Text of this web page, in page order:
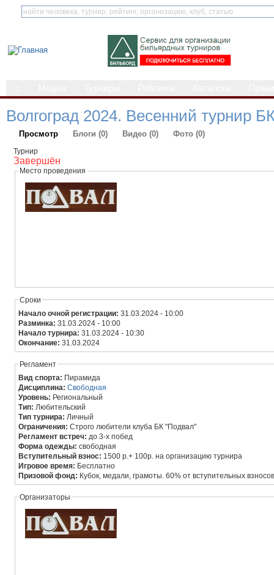
Волгоград 2024. Весенний турнир
Просмотр Блоги (0) Видео (0) Фото (0)
Турнир
Завершён
Место проведения
Сроки
Начало очной регистрации:31.03.2024 - 10:00
Разминка:31.03.2024 - 10:00
Начало турнира:31.03.2024 - 10:30
Окончание:31.03.2024
Регламент
Вид спорта: Пирамида
Дисциплина:Свободная
Уровень: Региональный
Тип: Любительский
Тип турнира: Личный
Ограничения:Строго любители клуба БК "Подвал"
Регламент встреч: до 3-х побед
Форма одежды:свободная
Вступительный взнос: 1500 р.+ 100р. на организацию турнира
Игровое время: Бесплатно
Призовой фонд: Кубок, медали, грамоты. 60% от вступительных
Организаторы